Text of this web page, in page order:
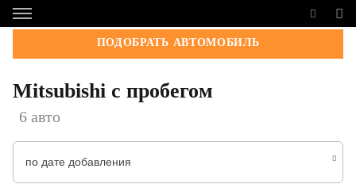
ПОДОБРАТЬ АВТОМОБИЛЬ
Mitsubishi с пробегом
6 авто
по дате добавления